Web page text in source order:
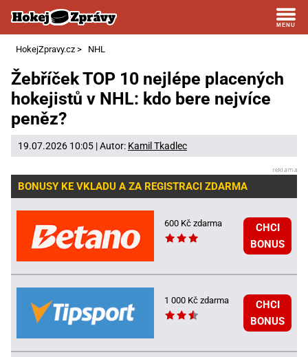
HokejZpravy.cz > NHL
Žebříček TOP 10 nejlépe placených
hokejistů v NHL: kdo bere nejvíce
peněz?
19.07.2026 10:05 | Autor: Kamil Tkadlec
BONUSY KE VKLADU A ZA REGISTRACI ZDARMA
600 Kč zdarma
CHCI
BONUS
1 000 Kč zdarma
CHCI
BONUS